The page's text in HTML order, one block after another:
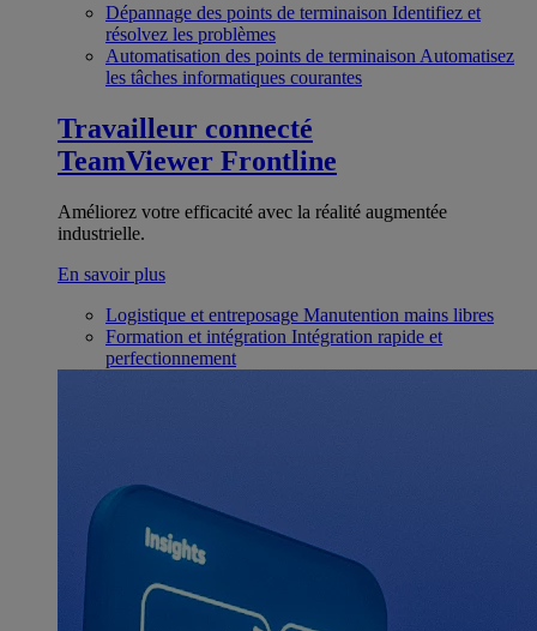
Dépannage des points de terminaison Identifiez et
résolvez les problèmes
Automatisation des points de terminaison Automatisez
les tâches informatiques courantes
Travailleur connecté
TeamViewer Frontline
Améliorez votre efficacité avec la réalité augmentée
industrielle.
En savoir plus
Logistique et entreposage Manutention mains libres
Formation et intégration Intégration rapide et
perfectionnement